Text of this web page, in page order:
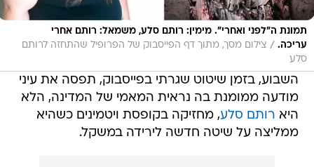
תמונת ה"לפני ואחרי". מימין: רותם סלע, משמאל: רותם אחרי
עריכה. / צילום מסך, מתוך דף הפייסבוק של הפרופיל שהתחזה לרותם
סלע
השבוע, בזמן שיטוט שגרתי בפייסבוק, תפסה את עיני
מודעה ממומנת בה נראית המאמי של המדינה, הלא
היא רותם סלע, מחזיקה בקופסת ויטמינים כשהיא
ממליצה על שיטה חדשה לירידה במשקל.